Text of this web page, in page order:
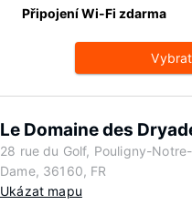
Připojení Wi-Fi zdarma
Vybrat
Le Domaine des
28 rue du Golf, Pouligny-Notre-
Dame, 36160, FR
Ukázat mapu